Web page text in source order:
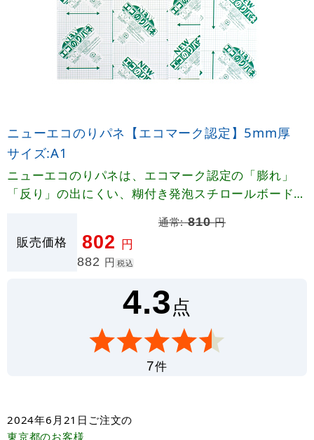
ニューエコのりパネ【エコマーク認定】5mm厚
サイズ:A1
ニューエコのりパネは、エコマーク認定の「膨れ」
「反り」の出にくい、糊付き発泡スチロールボードで
販売価格
通常:810円
802 円
882 円 税込
4.3点
7件
2024年6月21日 ご注文の
東京都のお客様